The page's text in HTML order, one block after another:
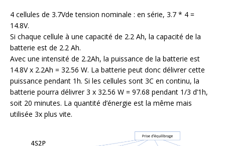
4 cellules de 3.7Vde tension nominale : en série, 3.7 * 4 =
14.8V.
Si chaque cellule à une capacité de 2.2 Ah, la capacité de la
batterie est de 2.2 Ah.
Avec une intensité de 2.2Ah, la puissance de la batterie est
14.8V x 2.2Ah = 32.56 W. La batterie peut donc délivrer cette
puissance pendant 1h. Si les cellules sont 3C en continu, la
batterie pourra délivrer 3 x 32.56 W = 97.68 pendant 1/3 d’1h,
soit 20 minutes. La quantité d’énergie est la même mais
utilisée 3x plus vite.